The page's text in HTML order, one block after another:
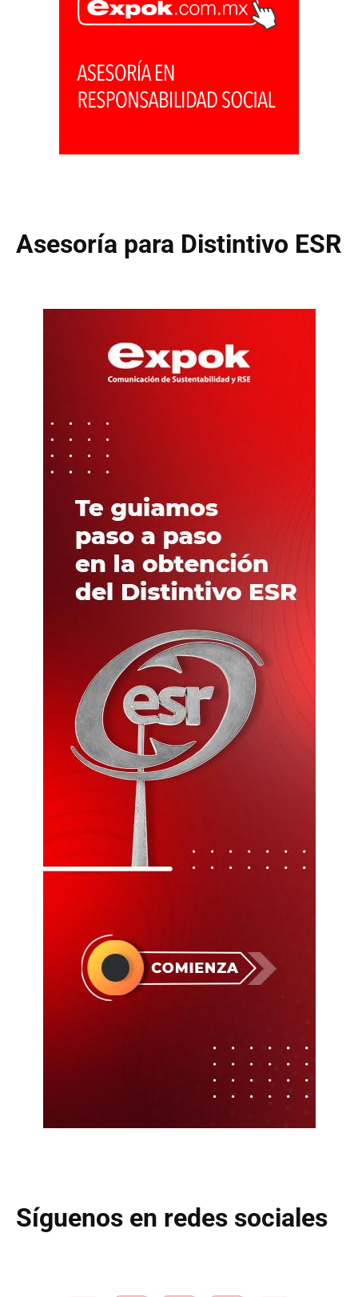
Asesoría para Distintivo ESR
Síguenos en redes sociales